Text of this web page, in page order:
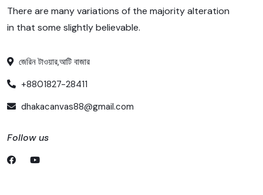
There are many variations of the majority alteration
in that some slightly believable.
জেরিন টাওয়ার,আটি বাজার
+8801827-28411
dhakacanvas88@gmail.com
Follow us